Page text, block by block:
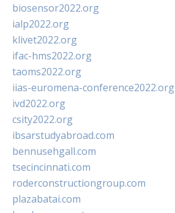
biosensor2022.org
ialp2022.org
klivet2022.org
ifac-hms2022.org
taoms2022.org
iias-euromena-conference2022.org
ivd2022.org
csity2022.org
ibsarstudyabroad.com
bennusehgall.com
tsecincinnati.com
roderconstructiongroup.com
plazabatai.com